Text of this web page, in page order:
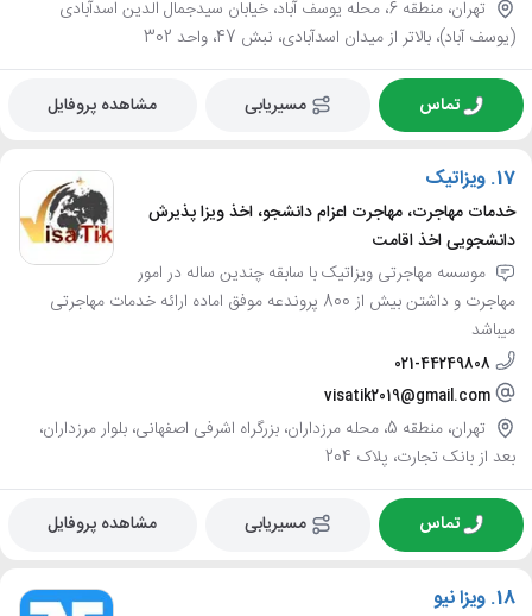
تهران، منطقه 6، محله یوسف آباد، خیابان سیدجمال الدین اسدآبادی
(یوسف آباد)، بالاتر از میدان اسدآبادی، نبش 47، واحد 302
تماس مسیریابی مشاهده پروفایل
17. ویزاتیک
خدمات مهاجرت، مهاجرت اعزام دانشجو، اخذ ویزا پذیرش
دانشجویی اخذ اقامت
موسسه مهاجرتی ویزاتیک با سابقه چندین ساله در امور
مهاجرت و داشتن بیش از 800 پروندعه موفق اماده ارائه خدمات مهاجرتی
میباشد
021-44249808
visatik2019@gmail.com
تهران، منطقه 5، محله مرزداران، بزرگراه اشرفی اصفهانی، بلوار مرزداران،
بعد از بانک تجارت، پلاک 204
تماس مسیریابی مشاهده پروفایل
18. ویزا نیو